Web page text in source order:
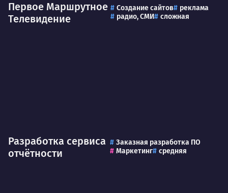
Первое Маршрутное
Телевидение
Создание сайтов
реклама
радио, СМИ
сложная
Разработка сервиса
отчётности
Заказная разработка ПО
Маркетинг
средняя